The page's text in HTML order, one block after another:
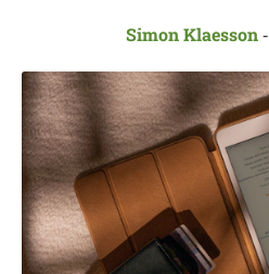
Simon Klaesson-